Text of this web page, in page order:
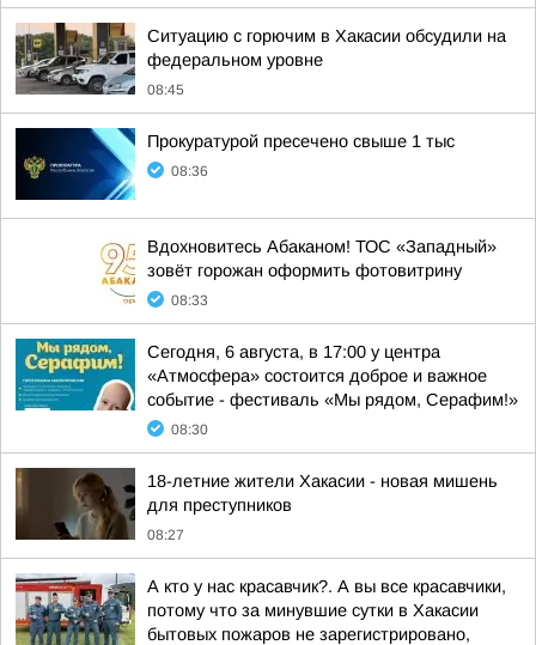
Ситуацию с горючим в Хакасии обсудили на
федеральном уровне
08:45
Прокуратурой пресечено свыше 1 тыс
08:36
Вдохновитесь Абаканом! ТОС «Западный»
зовёт горожан оформить фотовитрину
08:33
Сегодня, 6 августа, в 17:00 у центра
«Атмосфера» состоится доброе и важное
событие - фестиваль «Мы рядом, Серафим!»
08:30
18-летние жители Хакасии - новая мишень
для преступников
08:27
А кто у нас красавчик?. А вы все красавчики,
потому что за минувшие сутки в Хакасии
бытовых пожаров не зарегистрировано,